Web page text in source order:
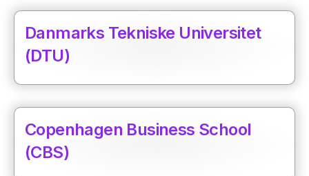
Danmarks Tekniske Universitet
(DTU)
Copenhagen Business School
(CBS)